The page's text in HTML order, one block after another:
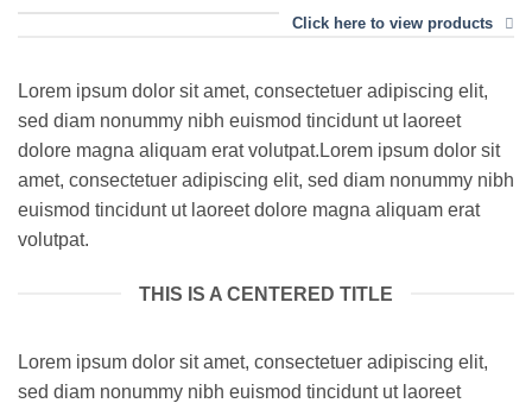
Click here to view products
Lorem ipsum dolor sit amet, consectetuer adipiscing elit,
sed diam nonummy nibh euismod tincidunt ut laoreet
dolore magna aliquam erat volutpat.Lorem ipsum dolor sit
amet, consectetuer adipiscing elit, sed diam nonummy nibh
euismod tincidunt ut laoreet dolore magna aliquam erat
volutpat.
THIS IS A CENTERED TITLE
Lorem ipsum dolor sit amet, consectetuer adipiscing elit,
sed diam nonummy nibh euismod tincidunt ut laoreet